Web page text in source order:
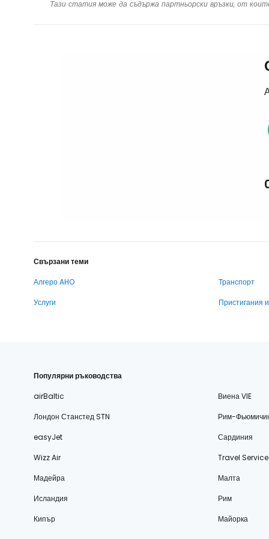
Тази статия може да съдържа партньорски връзки, от
Свързани теми
Алгеро AHO
Транспорт
Услуги
Пристигания
Популярни ръководства
airBaltic
Виена VIE
Лондон Станстед STN
Рим-
easyJet
Сардиния
Wizz Air
Travel Service
Мадейра
Малта
Исландия
Рим
Кипър
Майорка